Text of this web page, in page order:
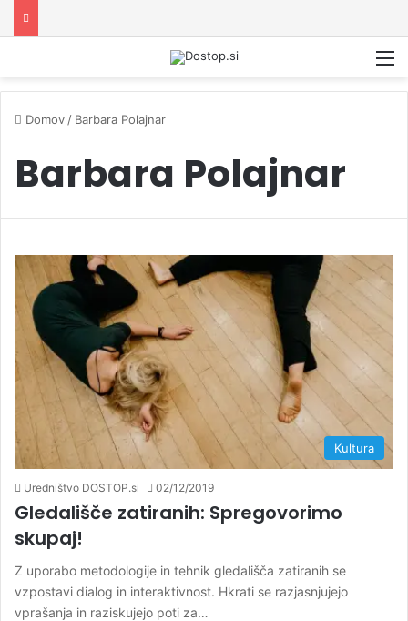
Domov / Barbara Polajnar
Barbara Polajnar
Kultura
Uredništvo DOSTOP.si 02/12/2019
Gledališče zatiranih: Spregovorimo
skupaj!
Z uporabo metodologije in tehnik gledališča zatiranih se
vzpostavi dialog in interaktivnost. Hkrati se razjasnjujejo
vprašanja in raziskujejo poti za…